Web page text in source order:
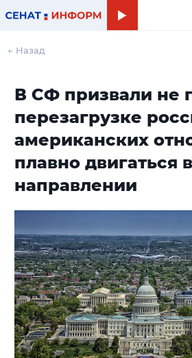
← Назад
В СФ призвали не
перезагрузке
американских
плавно двигаться
направлении